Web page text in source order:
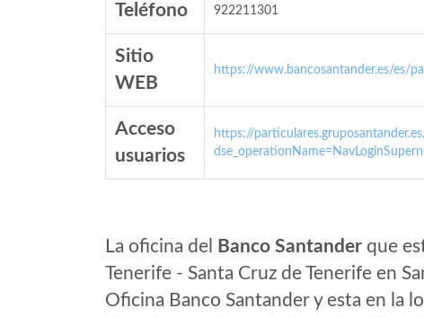
Teléfono 922211301
Sitio
WEB
https://www.bancosantander.es/es/
Acceso
usuarios
https://
La oficina del Banco Santander que
Tenerife - Santa Cruz de Tenerife en
Oficina Banco Santander y esta en la